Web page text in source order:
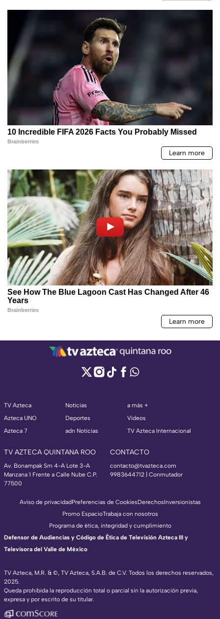
TV Azteca
Azteca UNO
Azteca 7
Noticias
Deportes
adn Noticias
a más +
Videos
TV Azteca Internacional
TV AZTECA QUINTANA ROO
Av. Bonampak Sm 4-A Lote 3-A
Manzana 1 Frente a Calle Nube C.P.
77500
CONTACTO
contacto@tvazteca.com
9983644712 | Conmutador
TV Azteca, M.R. & ©, TV Azteca, S.A.B. de C.V. Todos los derechos reservados,
2025.
Queda prohibida la reproducción total o parcial sin la autorización previa,
expresa y por escrito de su titular.
Aviso de privacidadPreferencias de CookiesDerechosInversionistas
Promo EspacioTrabaja con nosotros
Programa de ética, integridad y cumplimiento
Defensor de Audiencias y Código de Ética de Televisión Azteca III y
Televisora del Valle de México